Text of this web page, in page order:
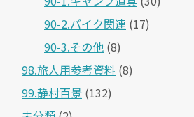
90-2.バイク関連 (17)
90-3.その他 (8)
98.旅人用参考資料 (8)
99.静村百景 (132)